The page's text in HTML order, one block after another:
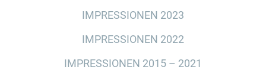
IMPRESSIONEN 2023
IMPRESSIONEN 2022
IMPRESSIONEN 2015 – 2021